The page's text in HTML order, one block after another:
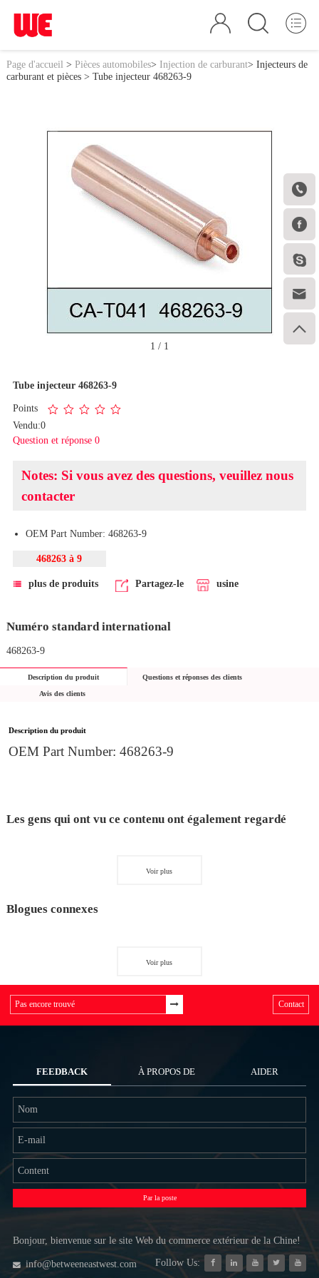





Page d'accueil > Pièces automobiles> Injection de carburant> Injecteurs de
carburant et pièces> Tube injecteur 468263-9
1 / 1
Tube injecteur 468263-9
Points
Vendu:0
Question et réponse 0
Notes: Si vous avez des questions, veuillez nous
contacter
OEM Part Number: 468263-9
468263 à 9
plus de produits Partagez-le usine
Numéro standard international
468263-9
Description du produit Questions et réponses des clients
Avis des clients
Description du produit
OEM Part Number: 468263-9
Les gens qui ont vu ce contenu ont également regardé
Voir plus
Blogues connexes
Voir plus
Contact
FEEDBACK À PROPOS DE
NOUS
AIDER
Par la poste
Bonjour, bienvenue sur le site Web du commerce extérieur de la Chine!
info@betweeneastwest.com Follow Us: